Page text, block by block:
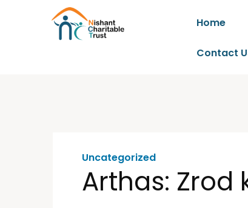
Home
Contact
Uncategorized
Arthas: Zrod